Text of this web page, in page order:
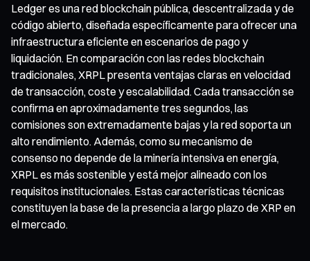
Ledger es una red blockchain pública, descentralizada y de
código abierto, diseñada específicamente para ofrecer una
infraestructura eficiente en escenarios de pago y
liquidación. En comparación con las redes blockchain
tradicionales, XRPL presenta ventajas claras en velocidad
de transacción, coste y escalabilidad. Cada transacción se
confirma en aproximadamente tres segundos, las
comisiones son extremadamente bajas y la red soporta un
alto rendimiento. Además, como su mecanismo de
consenso no depende de la minería intensiva en energía,
XRPL es más sostenible y está mejor alineado con los
requisitos institucionales. Estas características técnicas
constituyen la base de la presencia a largo plazo de XRP en
el mercado.